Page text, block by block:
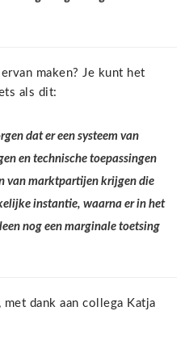
maken? Je kunt het
als dit:
dat er een systeem van
en technische toepassingen
van marktpartijen krijgen die
instantie, waarna er in het
nog een marginale toetsing
dank aan collega Katja